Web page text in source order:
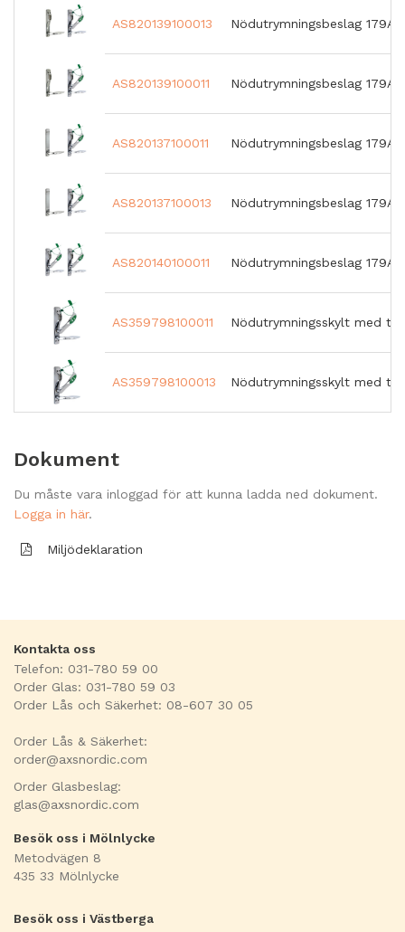
AS820139100013 Nödutrymningsbeslag 179A
AS820139100011 Nödutrymningsbeslag 179A
AS820137100011 Nödutrymningsbeslag 179A
AS820137100013 Nödutrymningsbeslag
AS820140100011 Nödutrymningsbeslag
AS359798100011 Nödutrymningsskylt med
AS359798100013 Nödutrymningsskylt med
Dokument
Du måste vara inloggad för att kunna ladda ned dokument.
Logga in här.
Miljödeklaration
Kontakta oss
Telefon: 031-780 59 00
Order Glas: 031-780 59 03
Order Lås och Säkerhet: 08-607 30 05
Order Lås & Säkerhet:
order@axsnordic.com
Order Glasbeslag:
glas@axsnordic.com
Besök oss i Mölnlycke
Metodvägen 8
435 33 Mölnlycke
Besök oss i Västberga